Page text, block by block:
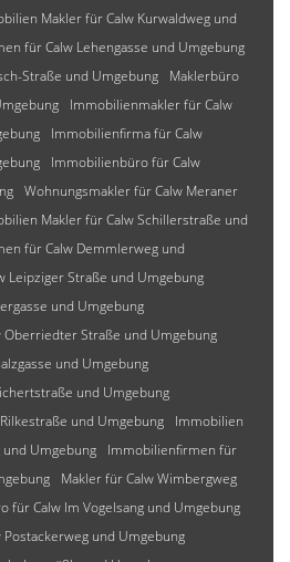
Makler für Calw Kurwaldweg und
für Calw Lehengasse und Umgebung
Straße und Umgebung
Maklerbüro
Immobilienmakler für Calw
Immobilienfirma für Calw
Immobilienbüro für Calw
Wohnungsmakler für Calw Meraner
Makler für Calw Schillerstraße und
für Calw Demmlerweg und
Leipziger Straße und Umgebung
und Umgebung
Straße und Umgebung
und Umgebung
und Umgebung
und Umgebung
Immobilien
Umgebung
Immobilienfirmen für
Makler für Calw Wimbergweg
für Calw Im Vogelsang und Umgebung
und Umgebung